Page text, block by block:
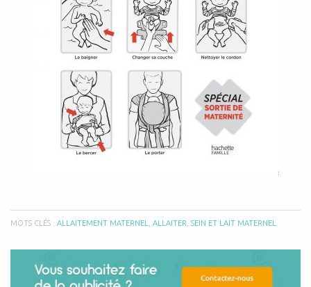
MOTS CLÉS : ALLAITEMENT MATERNEL ALLAITER SEIN ET LAIT MATERNEL